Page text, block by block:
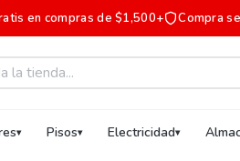
en compras de $1,500+ Compra
Pisos Electricidad